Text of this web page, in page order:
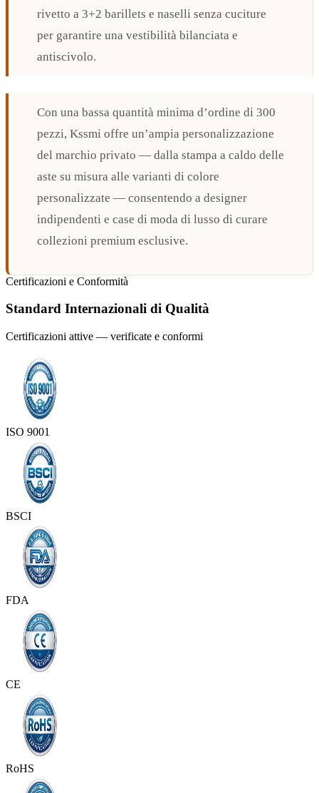
rivetto a 3+2 barillets e naselli senza cuciture
per garantire una vestibilità bilanciata e
antiscivolo.
Con una bassa quantità minima d’ordine di 300
pezzi, Kssmi offre un’ampia personalizzazione
del marchio privato — dalla stampa a caldo delle
aste su misura alle varianti di colore
personalizzate — consentendo a designer
indipendenti e case di moda di lusso di curare
collezioni premium esclusive.
Certificazioni e Conformità
Standard Internazionali di Qualità
Certificazioni attive — verificate e conformi
ISO 9001
BSCI
FDA
CE
RoHS